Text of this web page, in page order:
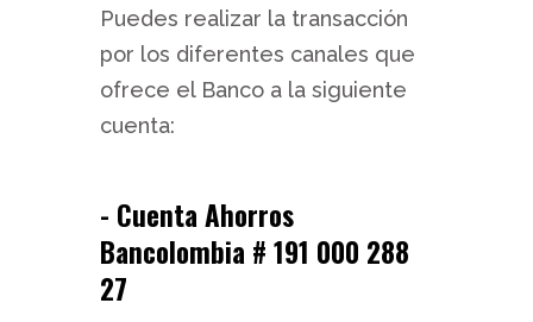
Puedes realizar la transacción
por los diferentes canales que
ofrece el Banco a la siguiente
cuenta:
- Cuenta Ahorros
Bancolombia # 191 000 288
27